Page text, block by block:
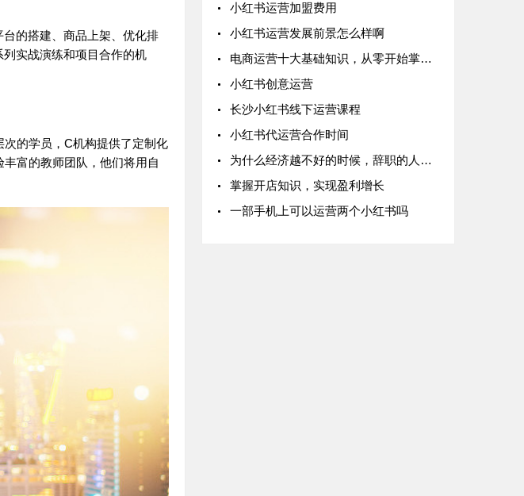
的搭建、商品上架、优化排
实战演练和项目合作的机
的学员，C机构提供了定制化
富的教师团队，他们将用自
小红书运营加盟费用
小红书运营发展前景怎么样啊
电商运营十大基础知识，从零开始掌握电商运营的核心技巧
小红书创意运营
长沙小红书线下运营课程
小红书代运营合作时间
为什么经济越不好的时候，辞职的人越多？
掌握开店知识，实现盈利增长
一部手机上可以运营两个小红书吗